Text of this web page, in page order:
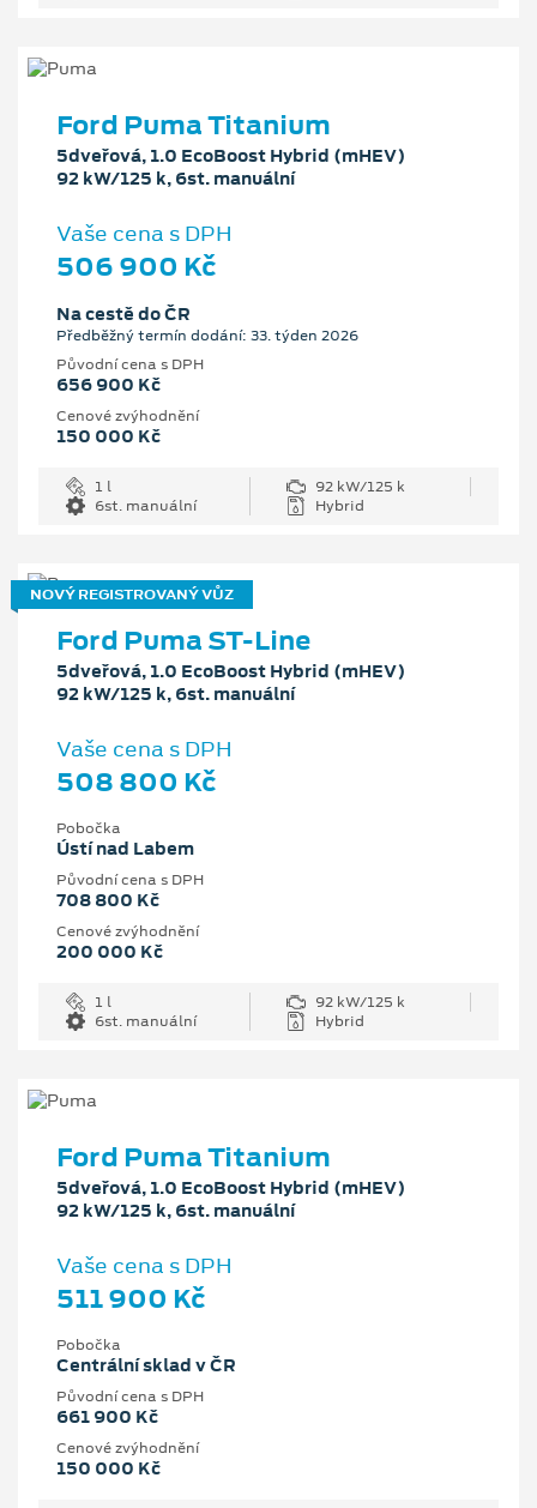
Ford Puma Titanium
5dveřová, 1.0 EcoBoost Hybrid (mHEV)
92 kW/125 k, 6st. manuální
Vaše cena s DPH
506 900 Kč
Na cestě do ČR
Předběžný termín dodání: 33. týden 2026
Původní cena s DPH
656 900 Kč
Cenové zvýhodnění
150 000 Kč
1 l
92 kW/125 k
6st. manuální
Hybrid
NOVÝ REGISTROVANÝ VŮZ
Ford Puma ST-Line
5dveřová, 1.0 EcoBoost Hybrid (mHEV)
92 kW/125 k, 6st. manuální
Vaše cena s DPH
508 800 Kč
Pobočka
Ústí nad Labem
Původní cena s DPH
708 800 Kč
Cenové zvýhodnění
200 000 Kč
1 l
92 kW/125 k
6st. manuální
Hybrid
Ford Puma Titanium
5dveřová, 1.0 EcoBoost Hybrid (mHEV)
92 kW/125 k, 6st. manuální
Vaše cena s DPH
511 900 Kč
Pobočka
Centrální sklad v ČR
Původní cena s DPH
661 900 Kč
Cenové zvýhodnění
150 000 Kč